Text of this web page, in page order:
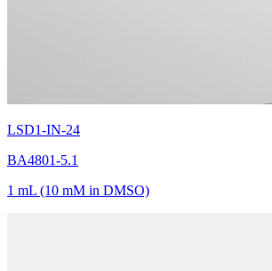
LSD1-IN-24
BA4801-5.1
1 mL (10 mM in DMSO)